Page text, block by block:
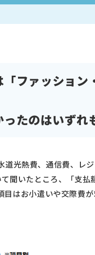
ファッショ
たのはいず
光熱費、通信費、レ
聞いたところ、「支
はお小遣いや交際費